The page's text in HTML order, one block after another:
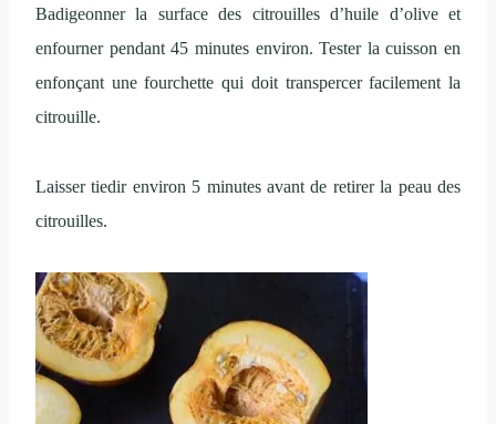
Badigeonner la surface des citrouilles d’huile d’olive et
enfourner pendant 45 minutes environ. Tester la cuisson en
enfonçant une fourchette qui doit transpercer facilement la
citrouille.
Laisser tiedir environ 5 minutes avant de retirer la peau des
citrouilles.